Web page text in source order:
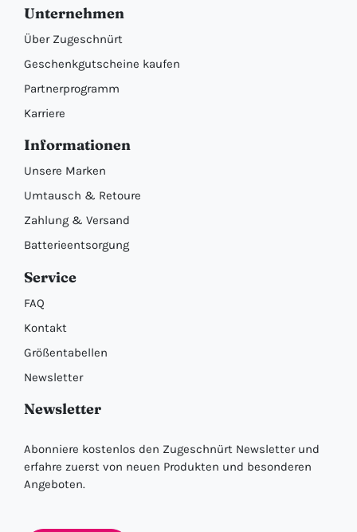
Unternehmen
Über Zugeschnürt
Geschenkgutscheine kaufen
Partnerprogramm
Karriere
Informationen
Unsere Marken
Umtausch & Retoure
Zahlung & Versand
Batterieentsorgung
Service
FAQ
Kontakt
Größentabellen
Newsletter
Newsletter
Abonniere kostenlos den Zugeschnürt Newsletter und
erfahre zuerst von neuen Produkten und besonderen
Angeboten.